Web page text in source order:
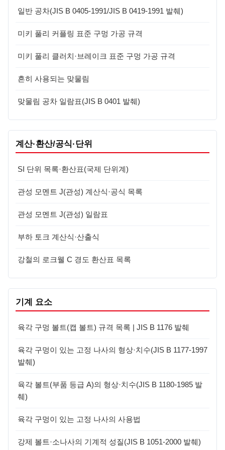
일반 공차(JIS B 0405-1991/JIS B 0419-1991 발췌)
미키 풀리 커플링 표준 구멍 가공 규격
미키 풀리 클러치·브레이크 표준 구멍 가공 규격
흔히 사용되는 맞물림
맞물림 공차 일람표(JIS B 0401 발췌)
계산·환산/공식·단위
SI 단위 목록·환산표(국제 단위계)
관성 모멘트 J(관성) 계산식·공식 목록
관성 모멘트 J(관성) 일람표
부하 토크 계산식·산출식
강철의 로크웰 C 경도 환산표 목록
기계 요소
육각 구멍 볼트(캡 볼트) 규격 목록 | JIS B 1176 발췌
육각 구멍이 있는 고정 나사의 형상·치수(JIS B 1177-1997
발췌)
육각 볼트(부품 등급 A)의 형상·치수(JIS B 1180-1985 발
췌)
육각 구멍이 있는 고정 나사의 사용법
강제 볼트·소나사의 기계적 성질(JIS B 1051-2000 발췌)